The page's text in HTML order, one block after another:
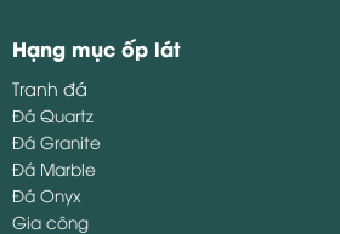
Hạng mục ốp lát
Tranh đá
Đá Quartz
Đá Granite
Đá Marble
Đá Onyx
Gia công